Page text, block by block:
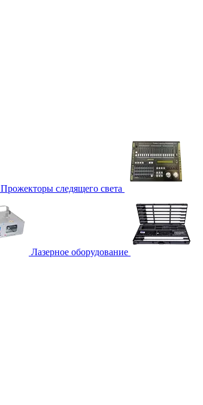
Прожекторы следящего света
Лазерное оборудование